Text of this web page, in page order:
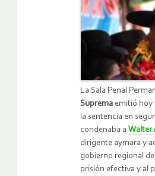
La Sala Penal
Suprema emitió hoy
la sentencia en
condenaba a Walter
dirigente aymara y
gobierno regional de
prisión efectiva y al